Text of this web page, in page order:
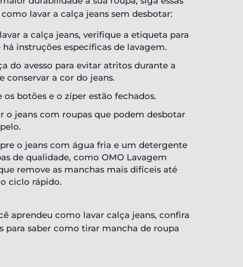
lavar a calça jeans sem desbotar:
a calça jeans, verifique a etiqueta para
há instruções específicas de lavagem.
do avesso para evitar atritos durante a
conservar a cor do jeans.
os botões e o zíper estão fechados.
o jeans com roupas que podem desbotar
o jeans com água fria e um detergente
de qualidade, como OMO Lavagem
remove as manchas mais difíceis até
ciclo rápido.
aprendeu como lavar calça jeans, confira
para saber como tirar mancha de roupa